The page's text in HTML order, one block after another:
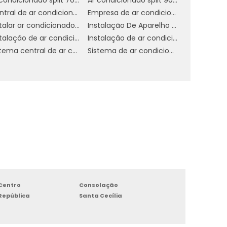
Central de ar condicionado industrial
Empresa de ar condicionado central
Instalar ar condicionado americana
Instalação De Aparelho De Refrigeração
Instalação de ar condicionado daikin
Instalação de ar condicionado em sp
Sistema central de ar condicionado
Sistema de ar condicionado industrial
Consolação
Santa Cecília